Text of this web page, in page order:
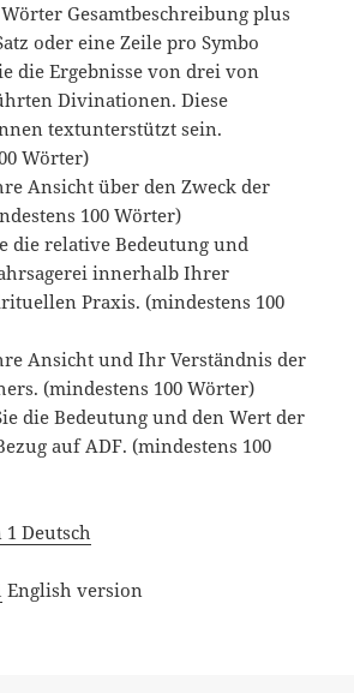
Gesamtbeschreibung plus
oder eine Zeile pro Symbo
die Ergebnisse von drei von
Divinationen. Diese
textunterstützt sein.
Wörter)
Ansicht über den Zweck der
100 Wörter)
die relative Bedeutung und
innerhalb Ihrer
Praxis. (mindestens 100
Ansicht und Ihr Verständnis der
(mindestens 100 Wörter)
die Bedeutung und den Wert der
auf ADF. (mindestens 100
Deutsch
English version